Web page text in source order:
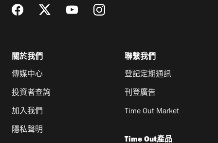
關於我們
傳媒中心
投資者查詢
加入我們
隱私聲明
聯繫我們
登記定期通訊
刊登廣告
Time Out Market
Time Out產品